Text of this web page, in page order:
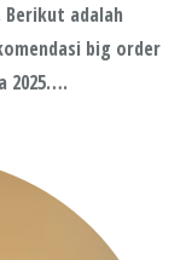
Berikut adalah
big order
2025….